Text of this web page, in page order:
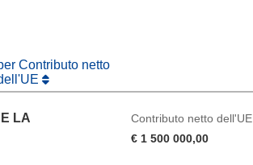
Contributo netto
LA
Contributo netto dell'UE
€ 1 500 000,00